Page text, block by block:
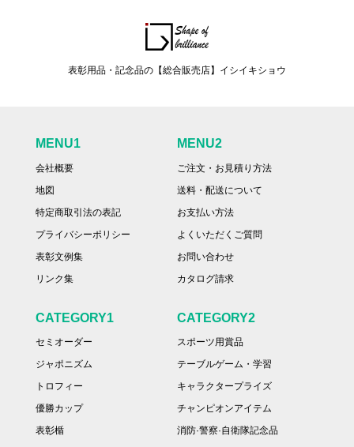
表彰用品・記念品の【総合販売店】イシイキショウ
MENU1
会社概要
地図
特定商取引法の表記
プライバシーポリシー
表彰文例集
リンク集
MENU2
ご注文・お見積り方法
送料・配送について
お支払い方法
よくいただくご質問
お問い合わせ
カタログ請求
CATEGORY1
セミオーダー
ジャポニズム
トロフィー
優勝カップ
表彰楯
CATEGORY2
スポーツ用賞品
テーブルゲーム・学習
キャラクタープライズ
チャンピオンアイテム
消防·警察·自衛隊記念品